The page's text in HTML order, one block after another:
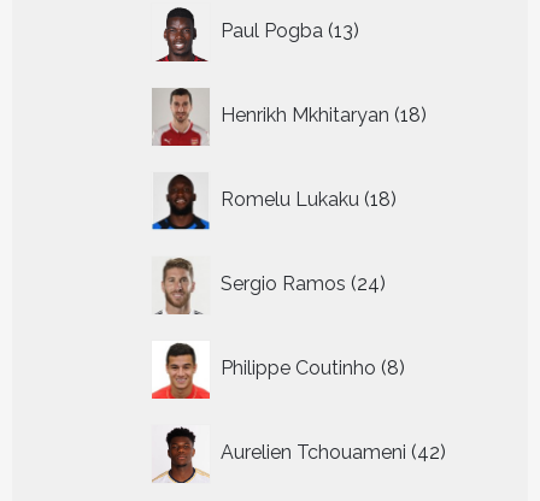
Paul Pogba 13
producten
Henrikh Mkhitaryan 18
producten
Romelu Lukaku 18
producten
Sergio Ramos 24
producten
Philippe Coutinho 8
producten
Aurelien Tchouameni 42
producten